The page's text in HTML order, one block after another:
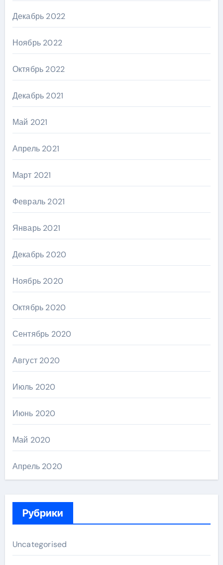
Декабрь 2022
Ноябрь 2022
Октябрь 2022
Декабрь 2021
Май 2021
Апрель 2021
Март 2021
Февраль 2021
Январь 2021
Декабрь 2020
Ноябрь 2020
Октябрь 2020
Сентябрь 2020
Август 2020
Июль 2020
Июнь 2020
Май 2020
Апрель 2020
Рубрики
Uncategorised